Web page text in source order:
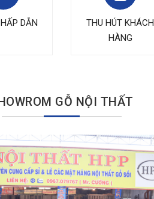
DẪN
THU HÚT KHÁCH
HÀNG
GỖ NỘI THẤT